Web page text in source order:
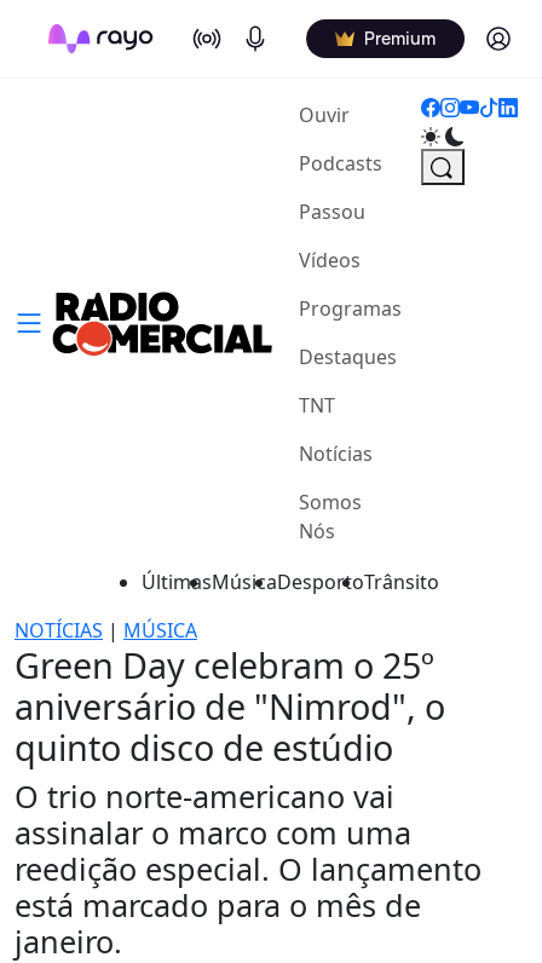
On Air Podcasts Premium Log in
Ouvir(current)
Podcasts
Passou
Vídeos
Programas
Destaques
TNT
Notícias
Somos
Nós
ÚltimasMúsicaDesportoTrânsito
NOTÍCIAS | MÚSICA
Green Day celebram o 25º
aniversário de "Nimrod", o
quinto disco de estúdio
O trio norte-americano vai
assinalar o marco com uma
reedição especial. O lançamento
está marcado para o mês de
janeiro.